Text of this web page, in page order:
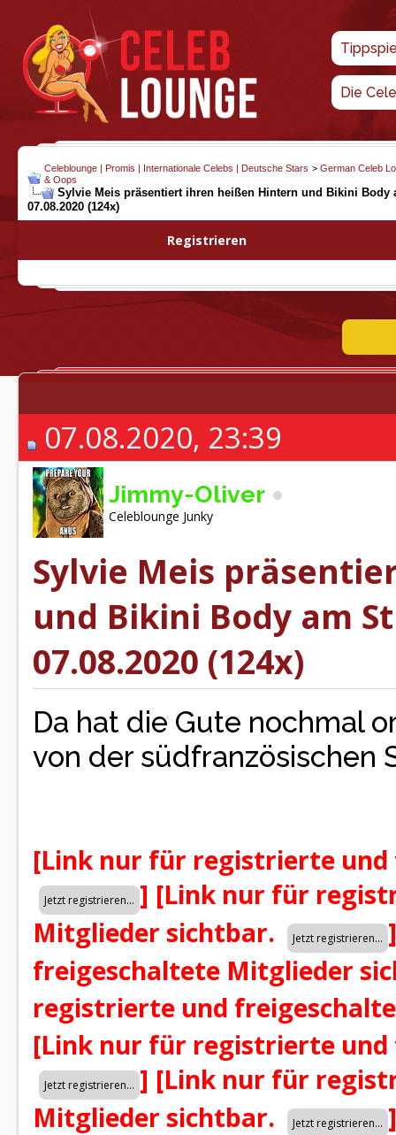
Die
Celeblounge | Promis | Internationale Celebs | Deutsche Stars > German Celeb
& Oops
Sylvie Meis präsentiert ihren heißen Hintern und Bikini Body
07.08.2020 (124x)
Registrieren
07.08.2020, 23:39
Jimmy-Oliver
Celeblounge Junky
Sylvie Meis
und Bikini Body am
07.08.2020 (124x)
Da hat die Gute nochmal
von der südfranzösischen
[Link nur für registrierte
] [Link nur für
Mitglieder sichtbar.
]
freigeschaltete Mitglieder
registrierte und
[Link nur für registrierte
] [Link nur für
Mitglieder sichtbar.
]